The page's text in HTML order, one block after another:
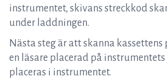
instrumentet, skivans streckkod
under laddningen.
Nästa steg är att skanna
en läsare placerad på
placeras i instrumentet.